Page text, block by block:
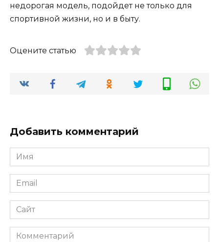
недорогая модель, подойдет не только для
спортивной жизни, но и в быту.
Оцените статью
Добавить комментарий
Имя
Email
Сайт
Комментарий